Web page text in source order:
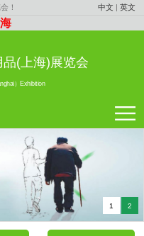
！ 中文 |英文
海
(上海)展览会
）Exhibition
1 2